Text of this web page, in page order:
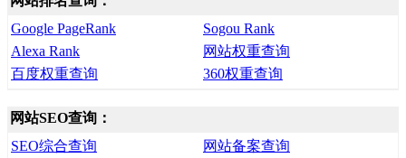
Google PageRank
Sogou Rank
Alexa Rank
网站权重查询
百度权重查询
360权重查询
网站SEO查询：
SEO综合查询
网站备案查询